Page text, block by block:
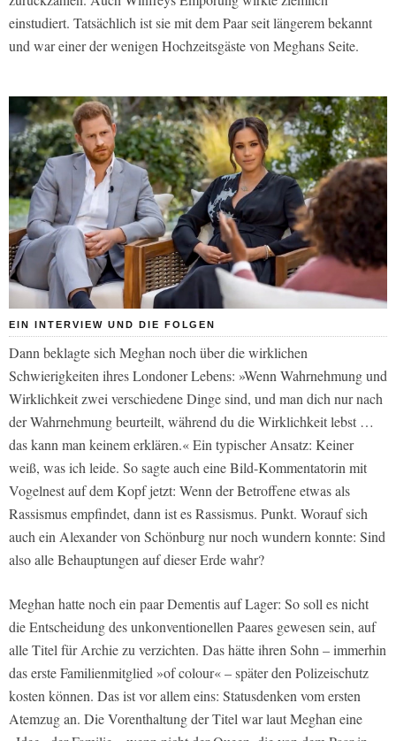
einstudiert. Tatsächlich ist sie mit dem Paar seit längerem bekannt
und war einer der wenigen Hochzeitsgäste von Meghans Seite.
EIN INTERVIEW UND DIE FOLGEN
Dann beklagte sich Meghan noch über die wirklichen
Schwierigkeiten ihres Londoner Lebens: »Wenn Wahrnehmung und
Wirklichkeit zwei verschiedene Dinge sind, und man dich nur nach
der Wahrnehmung beurteilt, während du die Wirklichkeit lebst …
das kann man keinem erklären.« Ein typischer Ansatz: Keiner
weiß, was ich leide. So sagte auch eineBild-Kommentatorin mit
Vogelnest auf dem Kopf jetzt: Wenn der Betroffene etwas als
Rassismus empfindet, dann ist es Rassismus. Punkt. Worauf sich
auch ein Alexander von Schönburg nur noch wundern konnte: Sind
also alle Behauptungen auf dieser Erde wahr?
Meghan hatte noch ein paar Dementis auf Lager: So soll es nicht
die Entscheidung des unkonventionellen Paares gewesen sein, auf
alle Titel für Archie zu verzichten. Das hätte ihren Sohn – immerhin
das erste Familienmitglied »of colour« – später den Polizeischutz
kosten können. Das ist vor allem eins: Statusdenken vom ersten
Atemzug an. Die Vorenthaltung der Titel war laut Meghan eine